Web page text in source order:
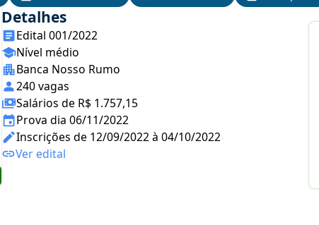
Detalhes
Edital 001/2022
Nível médio
Banca Nosso Rumo
240 vagas
Salários de R$ 1.757,15
Prova dia 06/11/2022
Inscrições de 12/09/2022 à 04/10/2022
Ver edital